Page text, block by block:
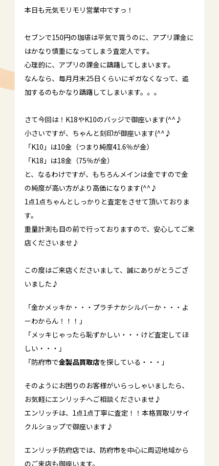
本日も元気モリモリ営業中ですっ！
セブンで150円の珈琲は平気で買うのに、アプリ課金に
はかなり慎重になってしまう査定人です。
心理的に、アプリの課金に躊躇してしまいます。
なんなら、毎月月末25日くらいにギガなくなって、追
加するのもかなり躊躇してしまいます。。。
さて今回は！K18やK10のバッジで御座います(^^♪
小さいですが、ちゃんと刻印が御座います(^^♪
「K10」は10金（つまり純度41.6％が金）
「K18」は18金（75％が金）
と、なるわけですが、もちろんメインは金ですので金
の純度が高い方がより高価になります(^^♪
1点1点ちゃんとしっかりと査定をさせて頂いておりま
す。
重量計測も目の前で行っておりますので、安心してご来
店くださいませ♪
この度はご来店くださいまして、誠にありがとうござ
いました♪
「金かメッキか・・・プラチナかシルバーか・・・よ
ーわからん！！！」
「メッキじゃったら恥ずかしい・・・けど査定してほ
しい・・・」
「防府市で金製品買取店を探している・・・」
そのようにお困りのお客様がいらっしゃいましたら、
お気軽にエンリッチへご相談くださいませ♪
エンリッチは、1点1点丁寧に査定！！本格買取リサイ
クルショップで御座います♪
エンリッチ防府店では、防府市を中心に周辺地域から
のご来店も御座います。